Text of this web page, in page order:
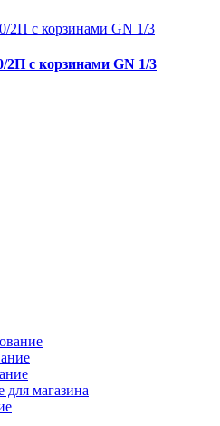
с корзинами GN 1/3
для магазина